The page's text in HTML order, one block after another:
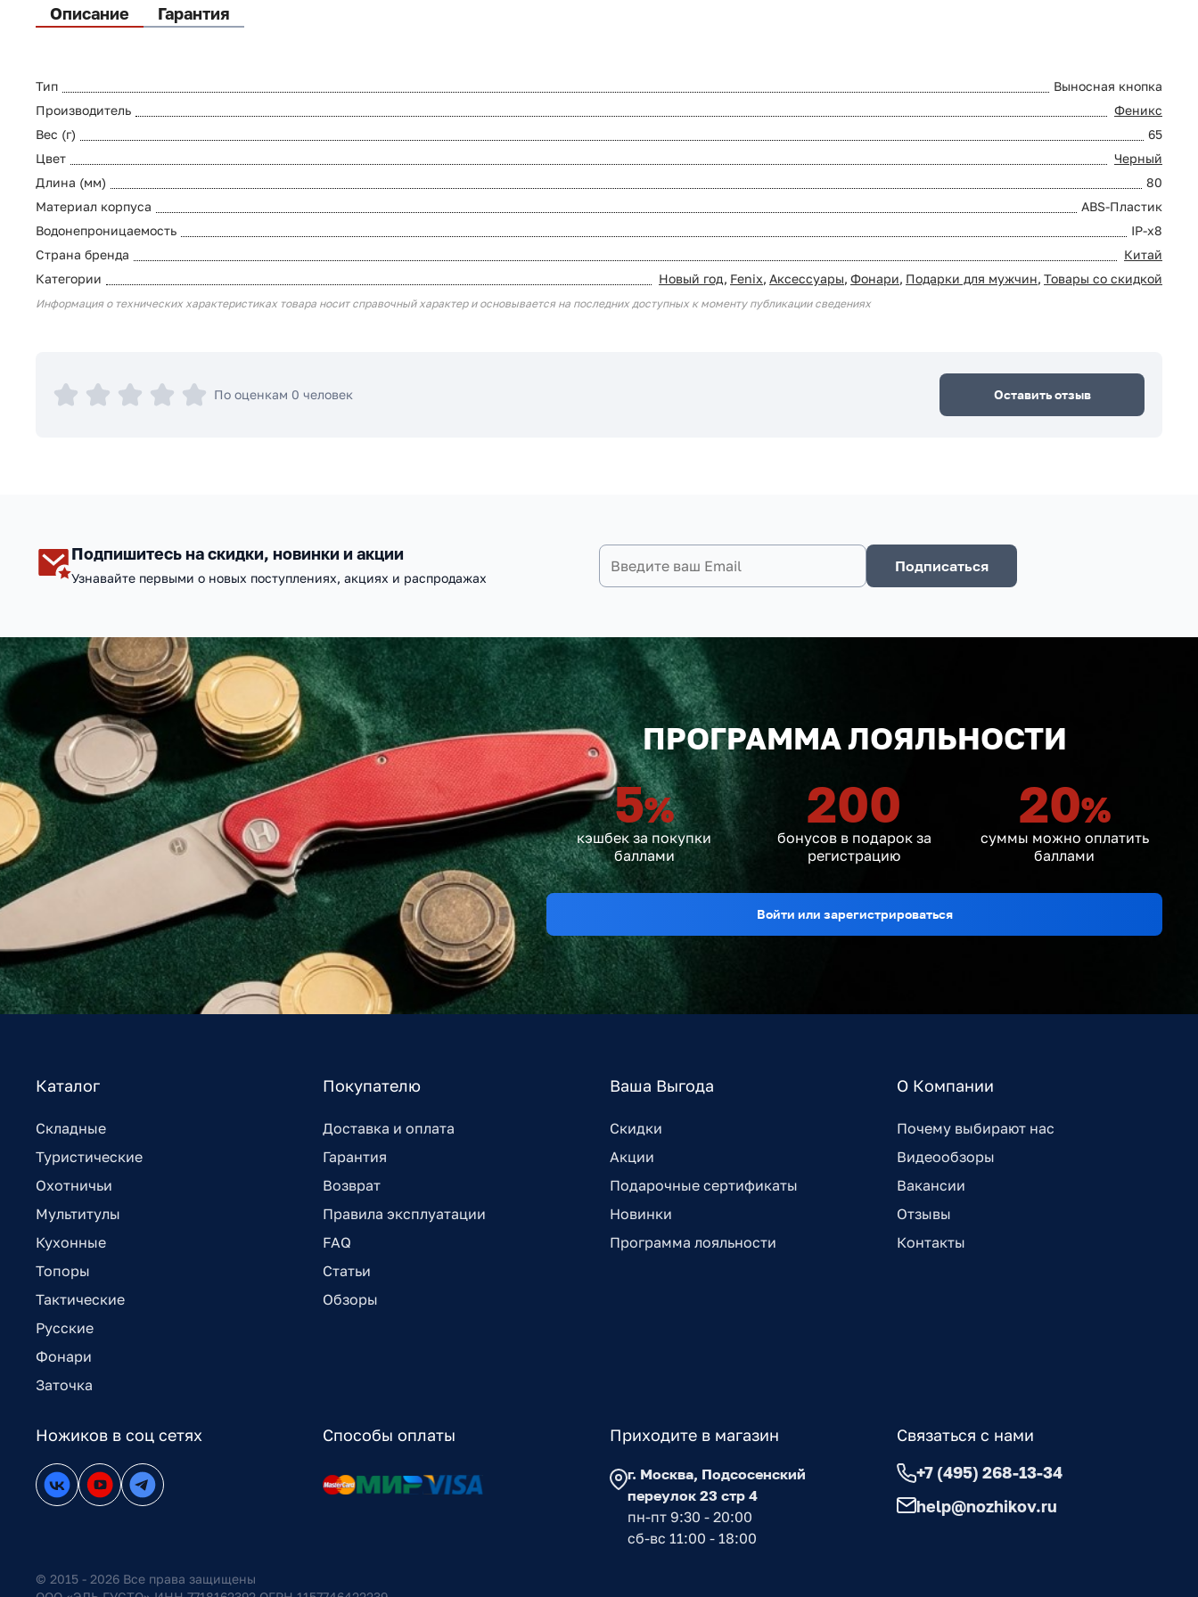
Описание Гарантия
Тип
Выносная кнопка
Производитель
Феникс
Вес (г)
65
Цвет
Черный
Длина (мм)
80
Материал корпуса
ABS-Пластик
Водонепроницаемость
IP-х8
Страна бренда
Китай
Категории
Новый год, Fenix, Аксессуары, Фонари, Подарки для мужчин, Товары со скидкой
Информация о технических характеристиках товара носит справочный характер и основывается на последних доступных к моменту публикации сведениях
По оценкам 0 человек Оставить отзыв
Подпишитесь на скидки, новинки и акции
Узнавайте первыми о новых поступлениях, акциях и распродажах
Подписаться
ПРОГРАММА ЛОЯЛЬНОСТИ
5%
кэшбек за покупки
баллами
200
бонусов в подарок за
регистрацию
20%
суммы можно оплатить
баллами
Войти или зарегистрироваться
Каталог
Складные
Туристические
Охотничьи
Мультитулы
Кухонные
Топоры
Тактические
Русские
Фонари
Заточка
Покупателю
Доставка и оплата
Гарантия
Возврат
Правила эксплуатации
FAQ
Статьи
Обзоры
Ваша Выгода
Скидки
Акции
Подарочные сертификаты
Новинки
Программа лояльности
О Компании
Почему выбирают нас
Видеообзоры
Вакансии
Отзывы
Контакты
Ножиков в соц сетях Способы оплаты Приходите в магазин
г. Москва, Подсосенский
переулок 23 стр 4
пн-пт 9:30 - 20:00
сб-вс 11:00 - 18:00
Связаться с нами
+7 (495) 268-13-34
help@nozhikov.ru
© 2015 - 2026 Все права защищены